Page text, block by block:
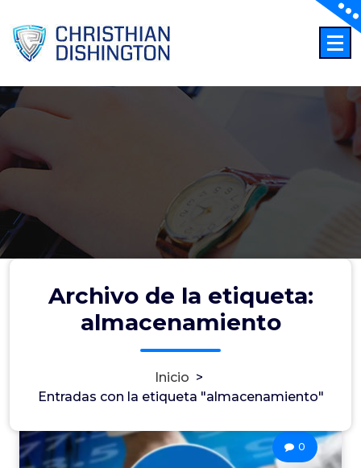
al
contenido
Archivo de la etiqueta:
almacenamiento
Inicio >
Entradas con la etiqueta "almacenamiento"
0